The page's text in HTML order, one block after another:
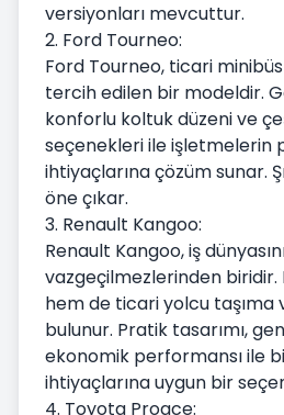
versiyonları mevcuttur.
2. Ford Tourneo:
Ford Tourneo, ticari
tercih edilen bir modeldir.
konforlu koltuk düzeni ve
seçenekleri ile işletmelerin
ihtiyaçlarına çözüm sunar.
öne çıkar.
3. Renault Kangoo:
Renault Kangoo, iş
vazgeçilmezlerinden biridir.
hem de ticari yolcu taşıma
bulunur. Pratik tasarımı,
ekonomik performansı ile
ihtiyaçlarına uygun bir
4. Toyota Proace: